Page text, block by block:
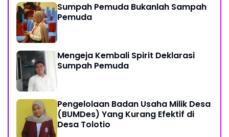
Sumpah Pemuda Bukanlah Sampah
Pemuda
Mengeja Kembali Spirit Deklarasi
Sumpah Pemuda
Pengelolaan Badan Usaha Milik Desa
(BUMDes) Yang Kurang Efektif di
Desa Tolotio